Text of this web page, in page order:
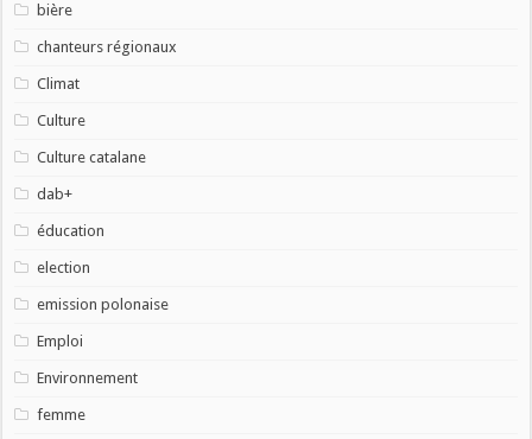
bière
chanteurs régionaux
Climat
Culture
Culture catalane
dab+
éducation
election
emission polonaise
Emploi
Environnement
femme